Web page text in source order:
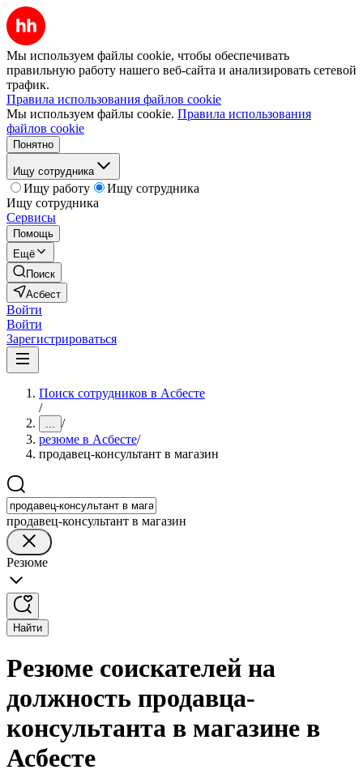
Мы используем файлы cookie, чтобы обеспечивать
правильную работу нашего веб-сайта и анализировать сетевой
трафик.
Правила использования файлов cookie
Мы используем файлы cookie. Правила использования
файлов cookie
Понятно
Ищу сотрудника
Ищу работу
Ищу сотрудника
Ищу сотрудника
Сервисы
Помощь
Ещё
Поиск
Асбест
Войти
Войти
Зарегистрироваться
Поиск сотрудников в Асбесте
/
... /
резюме в Асбесте/
продавец-консультант в магазин
продавец-консультант в магазин
Резюме
Найти
Резюме соискателей на
должность продавца-
консультанта в магазине в
Асбесте